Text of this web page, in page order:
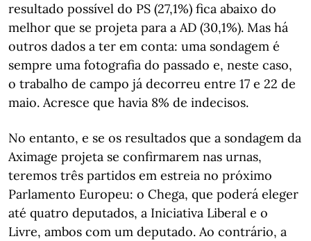
resultado possível do PS (27,1%) fica abaixo do
melhor que se projeta para a AD (30,1%). Mas há
outros dados a ter em conta: uma sondagem é
sempre uma fotografia do passado e, neste caso,
o trabalho de campo já decorreu entre 17 e 22 de
maio. Acresce que havia 8% de indecisos.
No entanto, e se os resultados que a sondagem da
Aximage projeta se confirmarem nas urnas,
teremos três partidos em estreia no próximo
Parlamento Europeu: o Chega, que poderá eleger
até quatro deputados, a Iniciativa Liberal e o
Livre, ambos com um deputado. Ao contrário, a